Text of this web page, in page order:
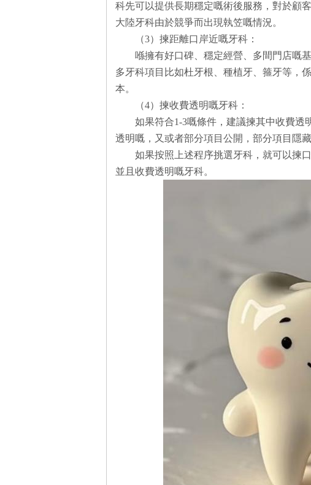
科先可以提供長期穩定嘅術後服務，對於顧
大陸牙科由於競爭而出現執笠嘅情況。
（3）揀距離口岸近嘅牙科：
喺擁有好口碑、穩定經營、多間門店嘅
多牙科項目比如杜牙根、種植牙、箍牙等，
本。
（4）揀收費透明嘅牙科：
如果符合1-3嘅條件，建議揀其中收費透
透明嘅，又或者部分項目公開，部分項目隱
如果按照上述程序挑選牙科，就可以揀
並且收費透明嘅牙科。